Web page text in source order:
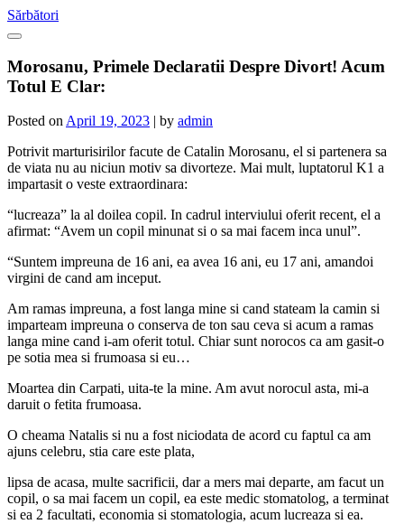
Skip
to
Sărbători
Morosanu, Primele Declaratii Despre Divort! Acum
Totul E Clar:
Posted onApril 19, 2023 | by admin
Potrivit marturisirilor facute de Catalin Morosanu, el si partenera sa
de viata nu au niciun motiv sa divorteze. Mai mult, luptatorul K1 a
impartasit o veste extraordinara:
“lucreaza” la al doilea copil. In cadrul interviului oferit recent, el a
afirmat: “Avem un copil minunat si o sa mai facem inca unul”.
“Suntem impreuna de 16 ani, ea avea 16 ani, eu 17 ani, amandoi
virgini de cand am inceput.
Am ramas impreuna, a fost langa mine si cand stateam la camin si
imparteam impreuna o conserva de ton sau ceva si acum a ramas
langa mine cand i-am oferit totul. Chiar sunt norocos ca am gasit-o
pe sotia mea si frumoasa si eu…
Moartea din Carpati, uita-te la mine. Am avut norocul asta, mi-a
daruit o fetita frumoasa.
O cheama Natalis si nu a fost niciodata de acord cu faptul ca am
ajuns celebru, stia care este plata,
lipsa de acasa, multe sacrificii, dar a mers mai departe, am facut un
copil, o sa mai facem un copil, ea este medic stomatolog, a terminat
si ea 2 facultati, economia si stomatologia, acum lucreaza si ea.